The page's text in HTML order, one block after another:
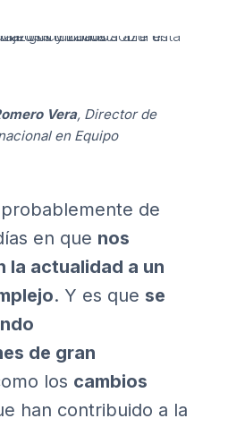
Vera, Director de
en Equipo
de
en que nos
la actualidad a un
. Y es que se
de gran
los cambios
han contribuido a la